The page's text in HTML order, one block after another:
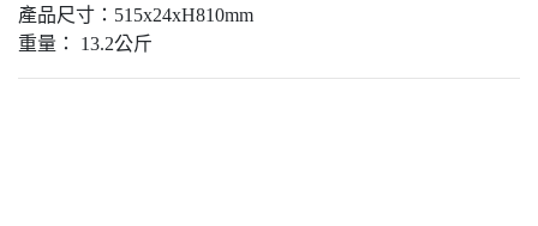
產品尺寸：515x24xH810mm
重量： 13.2公斤